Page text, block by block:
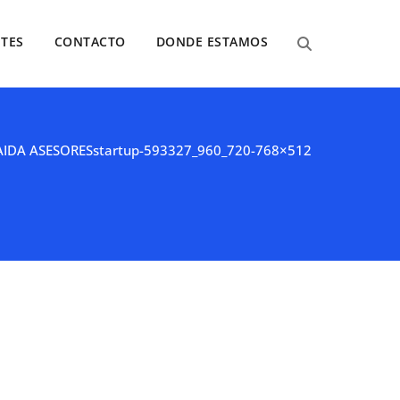
CONTACTO DONDE ESTAMOS
ASESORESstartup-593327_960_720-768×512